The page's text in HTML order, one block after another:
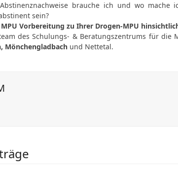
brauche ich und wo
sein?
Vorbereitung zu Ihrer Drogen-MPU
des Schulungs- & Beratungszentrums für die
Mönchengladbach und Nettetal.